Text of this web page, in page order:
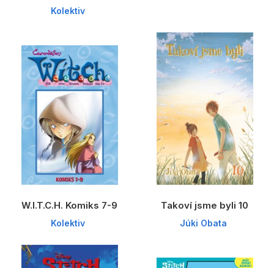
Kolektiv
W.I.T.C.H. Komiks 7-9
Kolektiv
Takoví jsme byli 10
Júki Obata